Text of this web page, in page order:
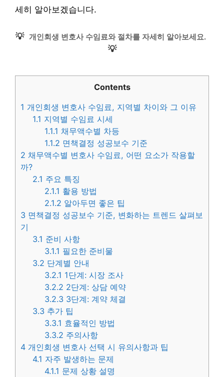
세히 알아보겠습니다.
💡 개인회생 변호사 수임료와 절차를 자세히 알아보세요.
💡
Contents
1 개인회생 변호사 수임료, 지역별 차이와 그 이유
1.1 지역별 수임료 시세
1.1.1 채무액수별 차등
1.1.2 면책결정 성공보수 기준
2 채무액수별 변호사 수임료, 어떤 요소가 작용할
까?
2.1 주요 특징
2.1.1 활용 방법
2.1.2 알아두면 좋은 팁
3 면책결정 성공보수 기준, 변화하는 트렌드 살펴보
기
3.1 준비 사항
3.1.1 필요한 준비물
3.2 단계별 안내
3.2.1 1단계: 시장 조사
3.2.2 2단계: 상담 예약
3.2.3 3단계: 계약 체결
3.3 추가 팁
3.3.1 효율적인 방법
3.3.2 주의사항
4 개인회생 변호사 선택 시 유의사항과 팁
4.1 자주 발생하는 문제
4.1.1 문제 상황 설명